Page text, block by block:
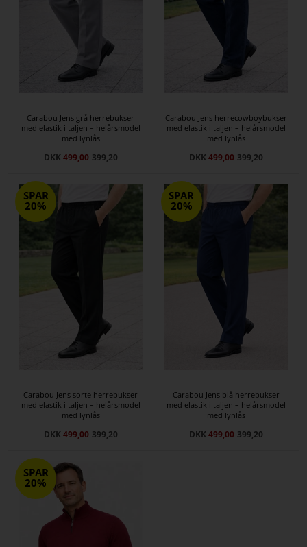
Carabou Jens grå herrebukser
med elastik i taljen – helårsmodel
med lynlås
DKK499,00 399,20
Carabou Jens herrecowboybukser
med elastik i taljen – helårsmodel
med lynlås
DKK499,00 399,20
SPAR
20%
Carabou Jens sorte herrebukser
med elastik i taljen – helårsmodel
med lynlås
DKK499,00 399,20
SPAR
20%
Carabou Jens blå herrebukser
med elastik i taljen – helårsmodel
med lynlås
DKK499,00 399,20
SPAR
20%